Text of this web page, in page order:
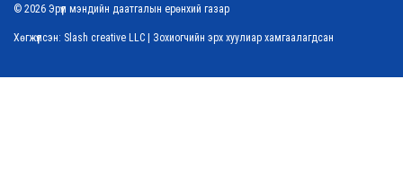
© 2026 Эрүүл мэндийн даатгалын ерөнхий газар
Хөгжүүлсэн: Slash creative LLC | Зохиогчийн эрх хуулиар хамгаалагдсан